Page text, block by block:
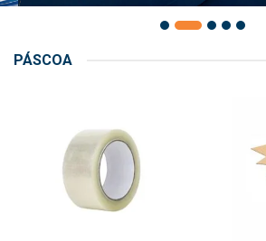
PÁSCOA